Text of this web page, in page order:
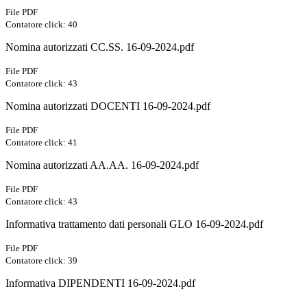
File PDF
Contatore click: 40
Nomina autorizzati CC.SS. 16-09-2024.pdf
File PDF
Contatore click: 43
Nomina autorizzati DOCENTI 16-09-2024.pdf
File PDF
Contatore click: 41
Nomina autorizzati AA.AA. 16-09-2024.pdf
File PDF
Contatore click: 43
Informativa trattamento dati personali GLO 16-09-2024.pdf
File PDF
Contatore click: 39
Informativa DIPENDENTI 16-09-2024.pdf